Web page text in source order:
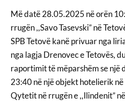
Më datë 28.05.2025 në orën
rrugën ,,Savo Tasevski” në
SPB Tetovë kanë privuar nga
nga lagja Drenovec e Tetovës,
raportimit të mëparshëm se një
23:40 në një objekt hotelierik
Qytetit në rrugën e ,,Ilindenit”